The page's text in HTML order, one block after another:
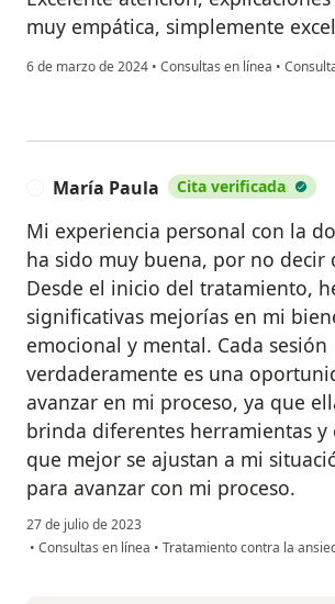
muy empática, simplemente
6 de marzo de 2024 • Consultas en línea •
María Paula Cita verificada
Mi experiencia personal con la
ha sido muy buena, por no decir
Desde el inicio del tratamiento,
significativas mejorías en mi
emocional y mental. Cada sesión
verdaderamente es una
avanzar en mi proceso, ya que
brinda diferentes herramientas y
que mejor se ajustan a mi
para avanzar con mi proceso.
27 de julio de 2023
• Consultas en línea • Tratamiento contra la